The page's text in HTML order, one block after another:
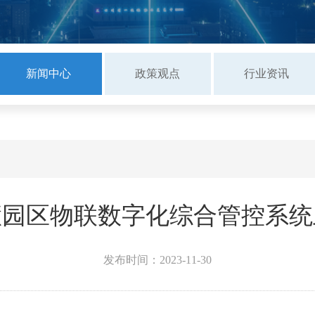
新闻中心 政策观点 行业资讯
区物联数字化综合管控系
发布时间：2023-11-30